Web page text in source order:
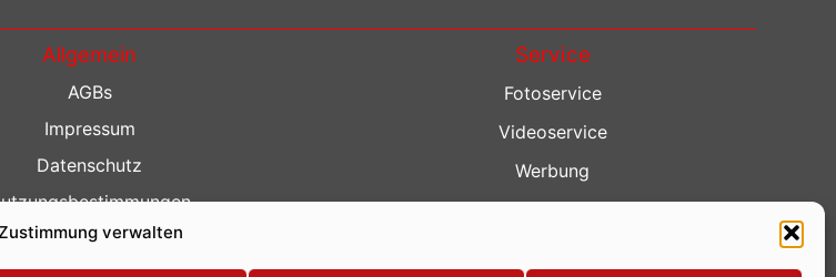
verwalten
Allgemein
AGBs
Impressum
Datenschutz
Kontakt
Service
Fotoservice
Videoservice
Werbung